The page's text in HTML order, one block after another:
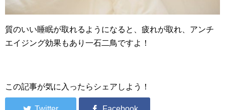
質のいい睡眠が取れるようになると、疲れが取れ、アンチ
エイジング効果もあり一石二鳥ですよ！
この記事が気に入ったらシェアしよう！